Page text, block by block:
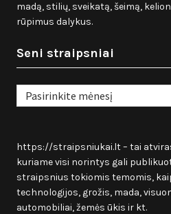
madą, stilių, sveikatą, šeimą,
rūpimus dalykus.
Seni straipsniai
Seni
straipsniai
https://straipsniukai.lt– tai
kuriame visi norintys gali
straipsnius tokiomis temomis,
technologijos, grožis, mada,
automobiliai, žemės ūkis ir kt.